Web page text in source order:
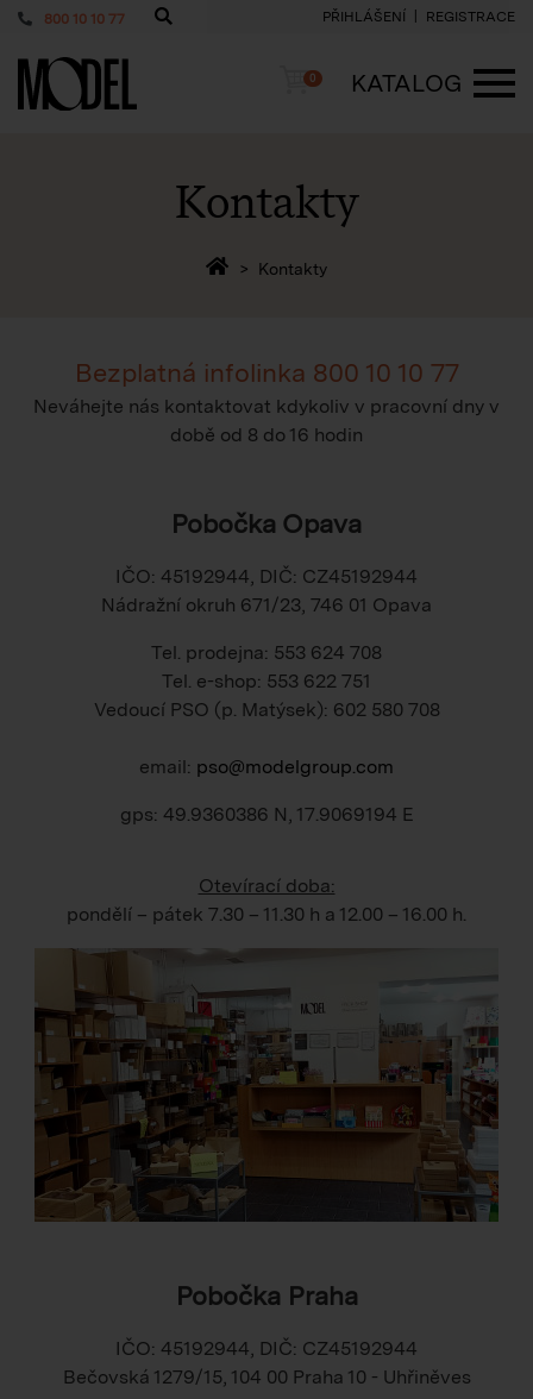
800 10 10 77 PŘIHLÁŠENÍ REGISTRACE
PackShop Košík
0
KATALOG
Kontakty
Zpět na homepage
Kontakty
Bezplatná infolinka 800 10 10 77
Neváhejte nás kontaktovat kdykoliv v pracovní dny v
době od 8 do 16 hodin
Pobočka Opava
IČO: 45192944, DIČ: CZ45192944
Nádražní okruh 671/23, 746 01 Opava
Tel. prodejna: 553 624 708
Tel. e-shop: 553 622 751
Vedoucí PSO (p. Matýsek): 602 580 708
email: pso@modelgroup.com
gps: 49.9360386 N, 17.9069194 E
Otevírací doba:
pondělí – pátek 7.30 – 11.30 h a 12.00 – 16.00 h
Pobočka Praha
IČO: 45192944, DIČ: CZ45192944
Bečovská 1279/15, 104 00 Praha 10 - Uhřiněves